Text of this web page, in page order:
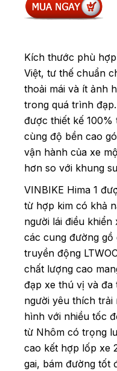
Kích thước phù
Việt, tư thế chuẩn
thoải mái và ít ảnh
trong quá trình đạp.
được thiết kế 100%
cùng độ bền cao
vận hành của xe
hơn so với khung
VINBIKE Hima 1
từ hợp kim có khả
người lái điều
các cung đường gồ
truyền động
chất lượng cao
đạp xe thú vị và
người yêu thích trải
hình với nhiều tốc
từ Nhôm có trọng
cao kết hợp lốp xe
gai, bám đường tốt